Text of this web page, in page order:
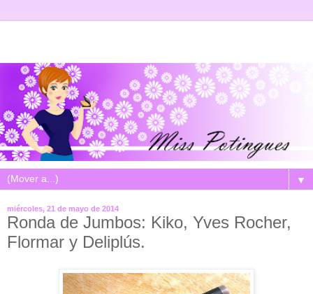
▼
miércoles, 21 de mayo de 2014
Ronda de Jumbos: Kiko, Yves Rocher,
Flormar y Deliplús.